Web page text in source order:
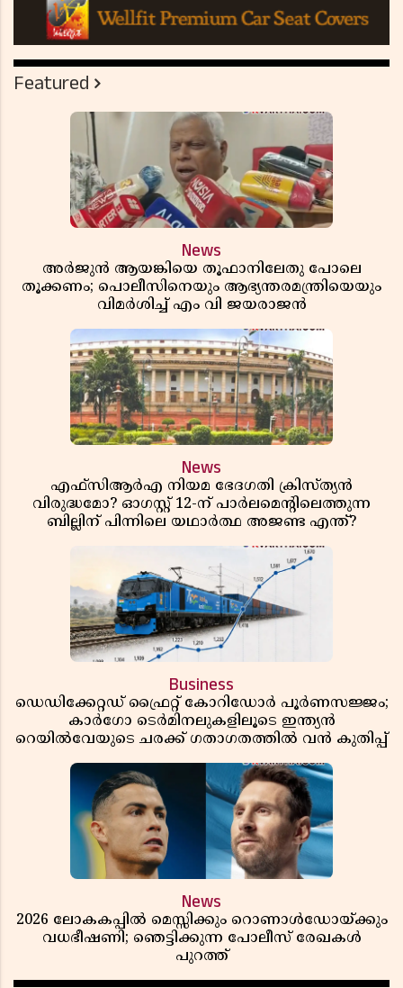
Featured
News
അർജുൻ ആയങ്കിയെ തൂഫാനിലേതു പോലെ
തൂക്കണം; പൊലീസിനെയും ആഭ്യന്തരമന്ത്രിയെയും
വിമർശിച്ച് എം വി ജയരാജൻ
News
എഫ്സിആർഎ നിയമ ഭേദഗതി ക്രിസ്ത്യൻ
വിരുദ്ധമോ? ഓഗസ്റ്റ് 12-ന് പാർലമെന്റിലെത്തുന്ന
ബില്ലിന് പിന്നിലെ യഥാർത്ഥ അജണ്ട എന്ത്?
Business
ഡെഡിക്കേറ്റഡ് ഫ്രൈറ്റ് കോറിഡോർ പൂർണസജ്ജം;
കാർഗോ ടെർമിനലുകളിലൂടെ ഇന്ത്യൻ
റെയിൽവേയുടെ ചരക്ക് ഗതാഗതത്തിൽ വൻ കുതിപ്പ്
News
2026 ലോകകപ്പിൽ മെസ്സിക്കും റൊണാൾഡോയ്ക്കും
വധഭീഷണി; ഞെട്ടിക്കുന്ന പോലീസ് രേഖകൾ
പുറത്ത്